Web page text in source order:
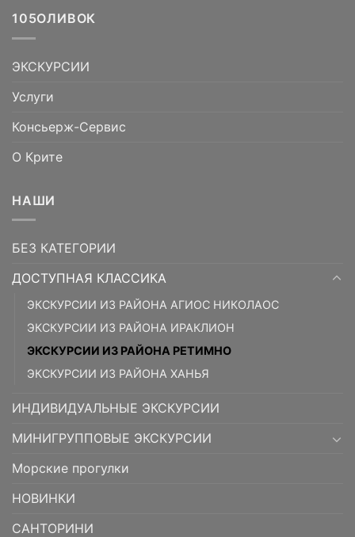
105ОЛИВОК
ЭКСКУРСИИ
Услуги
Консьерж-Сервис
О Крите
НАШИ
БЕЗ КАТЕГОРИИ
ДОСТУПНАЯ КЛАССИКА
ЭКСКУРСИИ ИЗ РАЙОНА АГИОС НИКОЛАОС
ЭКСКУРСИИ ИЗ РАЙОНА ИРАКЛИОН
ЭКСКУРСИИ ИЗ РАЙОНА РЕТИМНО
ЭКСКУРСИИ ИЗ РАЙОНА ХАНЬЯ
ИНДИВИДУАЛЬНЫЕ ЭКСКУРСИИ
МИНИГРУППОВЫЕ ЭКСКУРСИИ
Морские прогулки
НОВИНКИ
САНТОРИНИ